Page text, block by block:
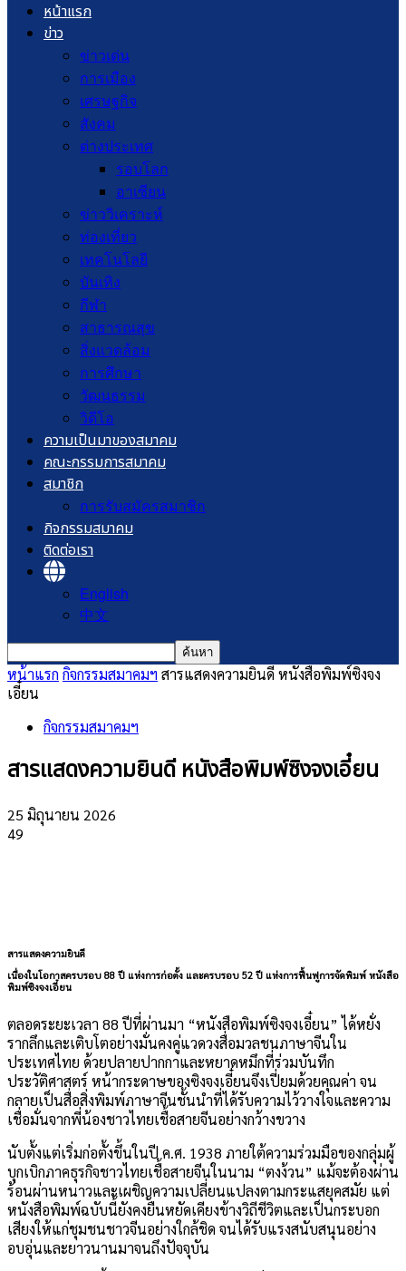
หน้าแรก
ข่าว
ข่าวเด่น
การเมือง
เศรษฐกิจ
สังคม
ต่างประเทศ
รอบโลก
อาเซียน
ข่าววิเคราะห์
ท่องเที่ยว
เทคโนโลยี
บันเทิง
กีฬา
สาธารณสุข
สิ่งแวดล้อม
การศึกษา
วัฒนธรรม
วิดีโอ
ความเป็นมาของสมาคม
คณะกรรมการสมาคม
สมาชิก
การรับสมัครสมาชิก
กิจกรรมสมาคม
ติดต่อเรา
English
中文
หน้าแรก กิจกรรมสมาคมฯ สารแสดงความยินดี หนังสือพิมพ์ซิงจง
เอี๋ยน
กิจกรรมสมาคมฯ
สารแสดงความยินดี หนังสือพิมพ์ซิงจงเอี๋ยน
25 มิถุนายน 2026
49
สารแสดงความยินดี
เนื่องในโอกาสครบรอบ 88 ปี แห่งการก่อตั้ง และครบรอบ 52 ปี แห่งการฟื้นฟูการจัดพิมพ์ หนังสือ
พิมพ์ซิงจงเอี๋ยน
ตลอดระยะเวลา 88 ปีที่ผ่านมา “หนังสือพิมพ์ซิงจงเอี๋ยน” ได้หยั่ง
รากลึกและเติบโตอย่างมั่นคงคู่แวดวงสื่อมวลชนภาษาจีนใน
ประเทศไทย ด้วยปลายปากกาและหยาดหมึกที่ร่วมบันทึก
ประวัติศาสตร์ หน้ากระดาษของซิงจงเอี๋ยนจึงเปี่ยมด้วยคุณค่า จน
กลายเป็นสื่อสิ่งพิมพ์ภาษาจีนชั้นนำที่ได้รับความไว้วางใจและความ
เชื่อมั่นจากพี่น้องชาวไทยเชื้อสายจีนอย่างกว้างขวาง
นับตั้งแต่เริ่มก่อตั้งขึ้นในปี ค.ศ. 1938 ภายใต้ความร่วมมือของกลุ่มผู้
บุกเบิกภาคธุรกิจชาวไทยเชื้อสายจีนในนาม “ตงง้วน” แม้จะต้องผ่าน
ร้อนผ่านหนาวและเผชิญความเปลี่ยนแปลงตามกระแสยุคสมัย แต่
หนังสือพิมพ์ฉบับนี้ยังคงยืนหยัดเคียงข้างวิถีชีวิตและเป็นกระบอก
เสียงให้แก่ชุมชนชาวจีนอย่างใกล้ชิด จนได้รับแรงสนับสนุนอย่าง
อบอุ่นและยาวนานมาจนถึงปัจจุบัน